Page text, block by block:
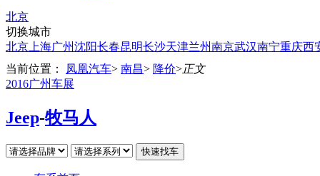
北京
切换城市
北京 上海广州沈阳长春昆明长沙天津兰州南京武汉南宁重庆西
当前位置：
凤凰汽车> 南昌> 降价>正文
2016广州车展
Jeep-牧马人